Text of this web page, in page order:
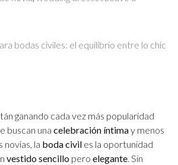
bodas civiles: el equilibrio entre lo chic
ganando cada vez más popularidad
buscan una celebración íntimay menos
novias, la boda civil es la oportunidad
vestido sencillo pero elegante. Sin